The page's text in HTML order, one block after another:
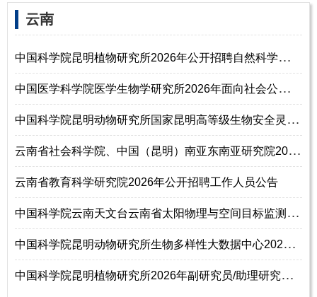
‌‌云南
中
国科学院昆明植物研究所2026年公开招聘自然科学研究系列助理研究员公告（
中
国医学科学院医学生物学研究所2026年面向社会公开招聘工作人员公告
中
国科学院昆明动物研究所国家昆明高等级生物安全灵长类动物实验中心2026年
云
南省社会科学院、中国（昆明）南亚东南亚研究院2026年公开招聘工作人员公
云南省教育科学研究院2026年公开招聘工作人员公告
中
国科学院云南天文台云南省太阳物理与空间目标监测重点实验室2026年公开招
中
国科学院昆明动物研究所生物多样性大数据中心2026年招聘正高级专业技术岗
中
国科学院昆明植物研究所2026年副研究员/助理研究员/博士后招聘启事